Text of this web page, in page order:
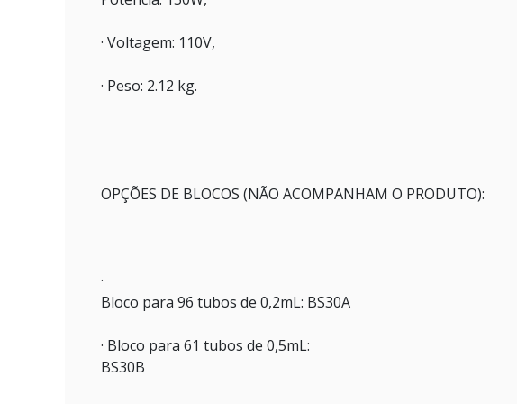
· Voltagem: 110V,
· Peso: 2.12 kg.
OPÇÕES DE BLOCOS (NÃO ACOMPANHAM O PRODUTO):
·
Bloco para 96 tubos de 0,2mL: BS30A
· Bloco para 61 tubos de 0,5mL:
BS30B